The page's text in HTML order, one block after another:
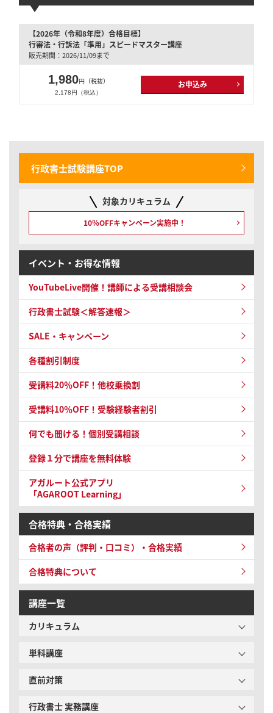
【2026年（令和8年度）合格目標】
行審法・行訴法「準用」スピードマスター講座
販売期間：2026/11/09まで
1,980円（税抜）
2,178円（税込）
お申込み
行政書士試験講座TOP
対象カリキュラム
10％OFFキャンペーン実施中！
イベント・お得な情報
YouTubeLive開催！ 講師による受講相談会
行政書士試験＜解答速報＞
SALE・キャンペーン
各種割引制度
受講料20％OFF！他校乗換割
受講料10％OFF！ 受験経験者割引
何でも聞ける！個別受講相談
登録１分で講座を無料体験
アガルート公式アプリ
「AGAROOT Learning」
合格特典・合格実績
合格者の声（評判・口コミ）・合格実績
合格特典について
講座一覧
カリキュラム
単科講座
直前対策
行政書士 実務講座